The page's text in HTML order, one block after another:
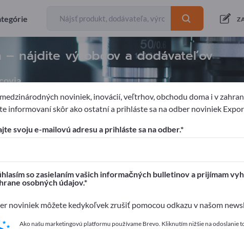
– nájdite výrobcov a dodávateľov
Meracia technika Fyzikálne meracie prístroje Zariadenia na
kontakty >> začnite tu
svoje produkty na Exportpages.
zverejniť tu
noviniek, inovácií, veľtrhov, obchodu doma i v
informovaní skôr ako ostatní a prihláste sa na odber noviniek
svoju e-mailovú adresu a prihláste sa na odber.
so zasielaním vašich informačných bulletinov a prijímam
osobných údajov.
noviniek môžete kedykoľvek zrušiť pomocou odkazu v našom
Ako našu marketingovú platformu používame Brevo. Kliknutím nižšie na odoslanie